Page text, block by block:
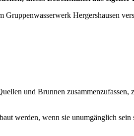
Hergershausen
und Brunnen
werden, wenn sie unumgänglich sein